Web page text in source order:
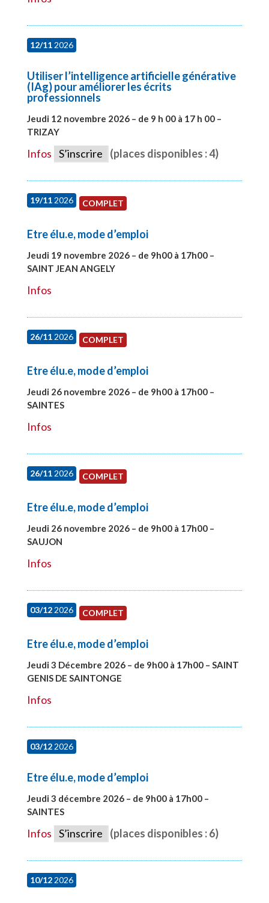
12/112026
Utiliser l’intelligence artificielle générative
(IAg) pour améliorer les écrits
professionnels
Jeudi 12 novembre 2026 – de 9 h 00 à 17 h 00 –
TRIZAY
Infos S’inscrire (places disponibles : 4)
19/112026 COMPLET
Etre élu.e, mode d’emploi
Jeudi 19 novembre 2026 – de 9h00 à 17h00 –
SAINT JEAN ANGELY
Infos
26/112026 COMPLET
Etre élu.e, mode d’emploi
Jeudi 26 novembre 2026 – de 9h00 à 17h00 –
SAINTES
Infos
26/112026 COMPLET
Etre élu.e, mode d’emploi
Jeudi 26 novembre 2026 – de 9h00 à 17h00 –
SAUJON
Infos
03/122026 COMPLET
Etre élu.e, mode d’emploi
Jeudi 3 Décembre 2026 – de 9h00 à 17h00 – SAINT
GENIS DE SAINTONGE
Infos
03/122026
Etre élu.e, mode d’emploi
Jeudi 3 décembre 2026 – de 9h00 à 17h00 –
SAINTES
Infos S’inscrire (places disponibles : 6)
10/122026